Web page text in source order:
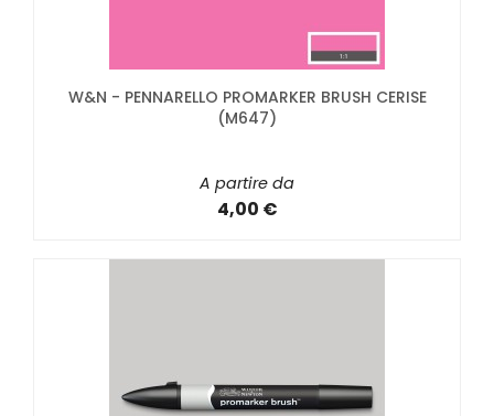
W&N - PENNARELLO PROMARKER BRUSH CERISE
(M647)
A partire da
4,00 €